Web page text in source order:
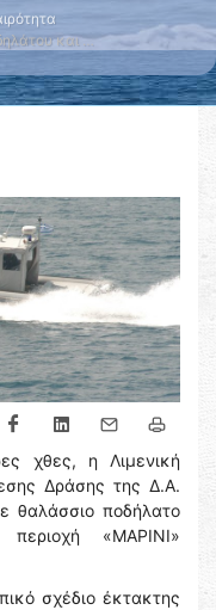
και …
χθες, η Λιμενική
Δράσης της Δ.Α.
θαλάσσιο ποδήλατο
«ΜΑΡΙΝΙ»
σχέδιο έκτακτης